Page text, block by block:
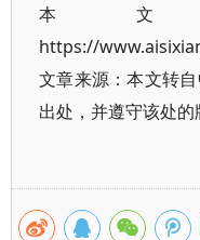
本
https://
文章来源：本文转
出处，并遵守该处的